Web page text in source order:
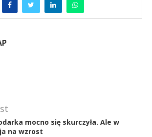
mocno się skurczyła. Ale w
na wzrost